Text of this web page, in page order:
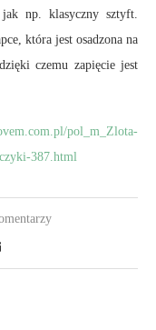
jak np. klasyczny sztyft.
która jest osadzona na
czemu zapięcie jest
pol_m_Zlota-
387.html